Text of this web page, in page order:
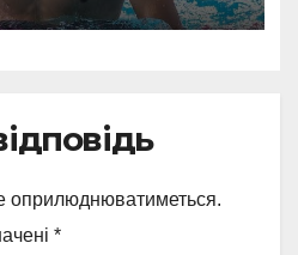
оприлюднюватиметься.
*